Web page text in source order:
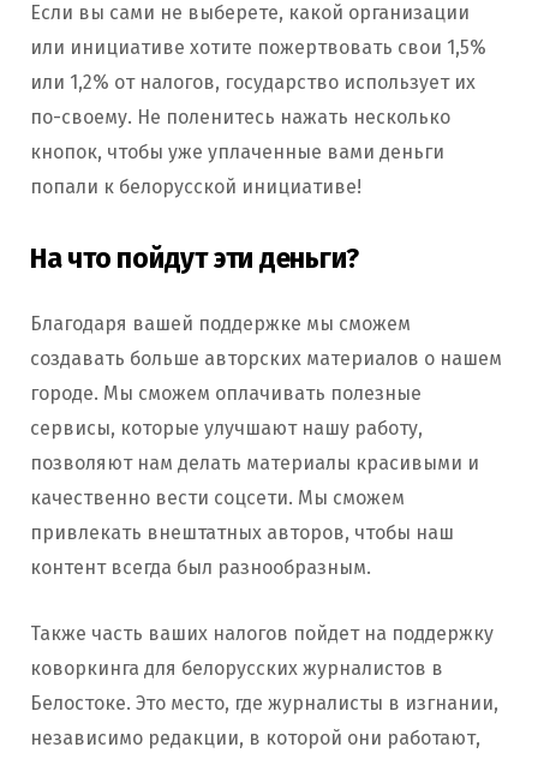
Если вы сами не выберете, какой организации
или инициативе хотите пожертвовать свои 1,5%
или 1,2% от налогов, государство использует их
по-своему. Не поленитесь нажать несколько
кнопок, чтобы уже уплаченные вами деньги
попали к белорусской инициативе!
На что пойдут эти деньги?
Благодаря вашей поддержке мы сможем
создавать больше авторских материалов о нашем
городе. Мы сможем оплачивать полезные
сервисы, которые улучшают нашу работу,
позволяют нам делать материалы красивыми и
качественно вести соцсети. Мы сможем
привлекать внештатных авторов, чтобы наш
контент всегда был разнообразным.
Также часть ваших налогов пойдет на поддержку
коворкинга для белорусских журналистов в
Белостоке. Это место, где журналисты в изгнании,
независимо редакции, в которой они работают,